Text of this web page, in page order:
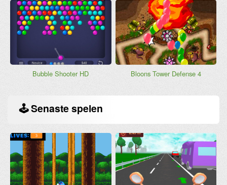
Bubble Shooter HD Bloons Tower Defense 4
🕹Senaste spelen